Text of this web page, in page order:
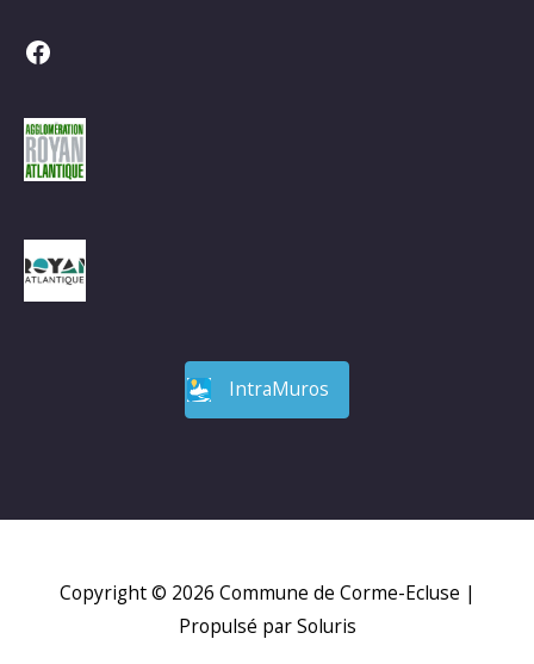
Facebook
IntraMuros
Copyright © 2026 Commune de Corme-Ecluse |
Propulsé par Soluris